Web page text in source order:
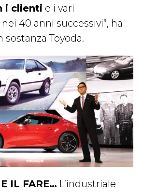
i clienti e i vari
40 anni successivi”, ha
sostanza Toyoda.
IL FARE… L’industriale